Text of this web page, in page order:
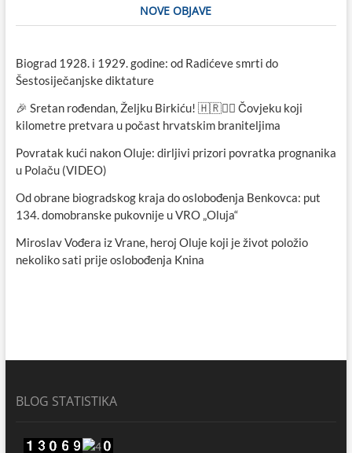
NOVE OBJAVE
Biograd 1928. i 1929. godine: od Radićeve smrti do
Šestosiječanjske diktature
🎉 Sretan rođendan, Željku Birkiću! 🇭🇷🏃‍♂️ Čovjeku koji
kilometre pretvara u počast hrvatskim braniteljima
Povratak kući nakon Oluje: dirljivi prizori povratka prognanika
u Polaču (VIDEO)
Od obrane biogradskog kraja do oslobođenja Benkovca: put
134. domobranske pukovnije u VRO „Oluja“
Miroslav Vođera iz Vrane, heroj Oluje koji je život položio
nekoliko sati prije oslobođenja Knina
BLOG STATISTIKA